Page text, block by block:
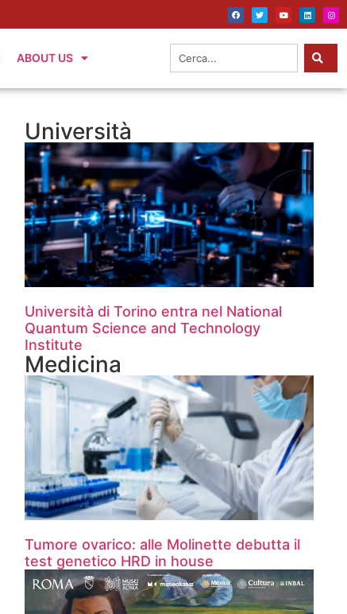
ABOUT US
Università
Università di Torino entra nel National
Quantum Science and Technology
Institute
Medicina
Tumore ovarico: alle Molinette debutta il
test genetico HRD in house